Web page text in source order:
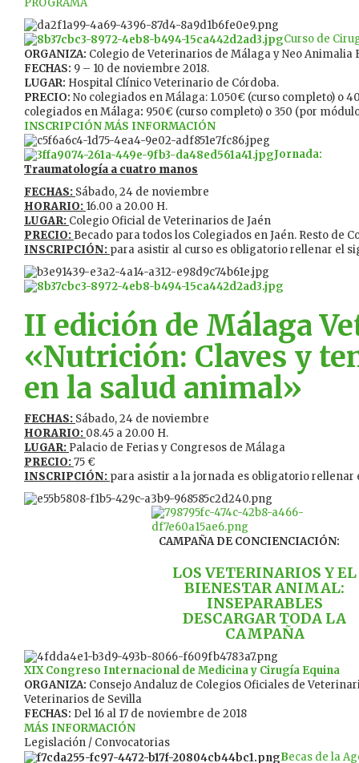
Curso de
ORGANIZA: Colegio de Veterinarios de Málaga y Neo Animalia
FECHAS: 9 – 10 de noviembre 2018.
LUGAR: Hospital Clínico Veterinario de Córdoba.
PRECIO: No colegiados en Málaga: 1.050€ (curso completo) o
colegiados en Málaga: 950€ (curso completo) o 350 (por
INSCRIPCIÓNMÁS INFORMACIÓN
Jornada:
Traumatología a cuatro manos
FECHAS: Sábado, 24 de noviembre
HORARIO: 16.00 a 20.00 H.
LUGAR: Colegio Oficial de Veterinarios de Jaén
PRECIO: Becado para todos los Colegiados en Jaén. Resto de
INSCRIPCIÓN: para asistir al curso es obligatorio rellenar el
II edición de Málaga
«Nutrición: Claves y
en la salud animal»
FECHAS: Sábado, 24 de noviembre
HORARIO: 08.45 a 20.00 H.
LUGAR: Palacio de Ferias y Congresos de Málaga
PRECIO:75 €
INSCRIPCIÓN: para asistir a la jornada es obligatorio
CAMPAÑA DE CONCIENCIACIÓN:
LOS VETERINARIOS Y EL
BIENESTAR ANIMAL:
INSEPARABLES
DESCARGAR TODA LA
CAMPAÑA
XIX Congreso Internacional de Medicina y Cirugía Equina
ORGANIZA: Consejo Andaluz de Colegios Oficiales de
Veterinarios de Sevilla
FECHAS: Del 16 al 17 de noviembre de 2018
MÁS INFORMACIÓN
Legislación / Convocatorias
Becas de la